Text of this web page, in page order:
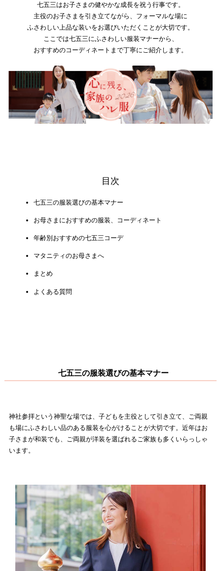
七五三はお子さまの健やかな成長を祝う行事です。
主役のお子さまを引き立てながら、フォーマルな場に
ふさわしい上品な装いをお選びいただくことが大切です。
ここでは七五三にふさわしい服装マナーから、
おすすめのコーディネートまで丁寧にご紹介します。
目次
七五三の服装選びの基本マナー
お母さまにおすすめの服装、コーディネート
年齢別おすすめの七五三コーデ
マタニティのお母さまへ
まとめ
よくある質問
七五三の服装選びの基本マナー
神社参拝という神聖な場では、子どもを主役として引き立て、ご両親
も場にふさわしい品のある服装を心がけることが大切です。近年はお
子さまが和装でも、ご両親が洋装を選ばれるご家族も多くいらっしゃ
います。